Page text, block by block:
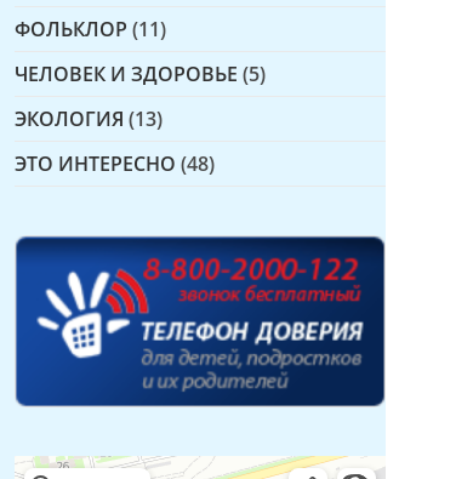
ФОЛЬКЛОР (11)
ЧЕЛОВЕК И ЗДОРОВЬЕ (5)
ЭКОЛОГИЯ (13)
ЭТО ИНТЕРЕСНО (48)
Детская библиотека № 14 Дружбы народов